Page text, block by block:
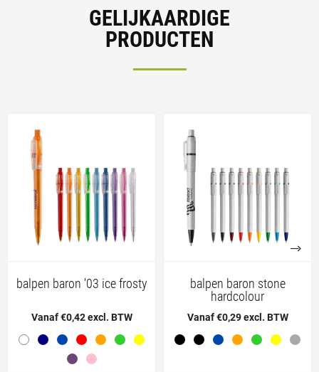
GELIJKAARDIGE
PRODUCTEN
balpen baron '03 ice frosty
Vanaf €0,42 excl. BTW
balpen baron stone
hardcolour
Vanaf €0,29 excl. BTW